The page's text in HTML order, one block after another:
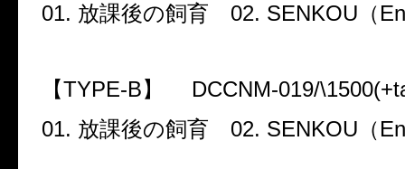
01. 放課後の飼育 02. SENKOU （
【TYPE-B】
DCCNM-019/
01. 放課後の飼育 02. SENKOU （